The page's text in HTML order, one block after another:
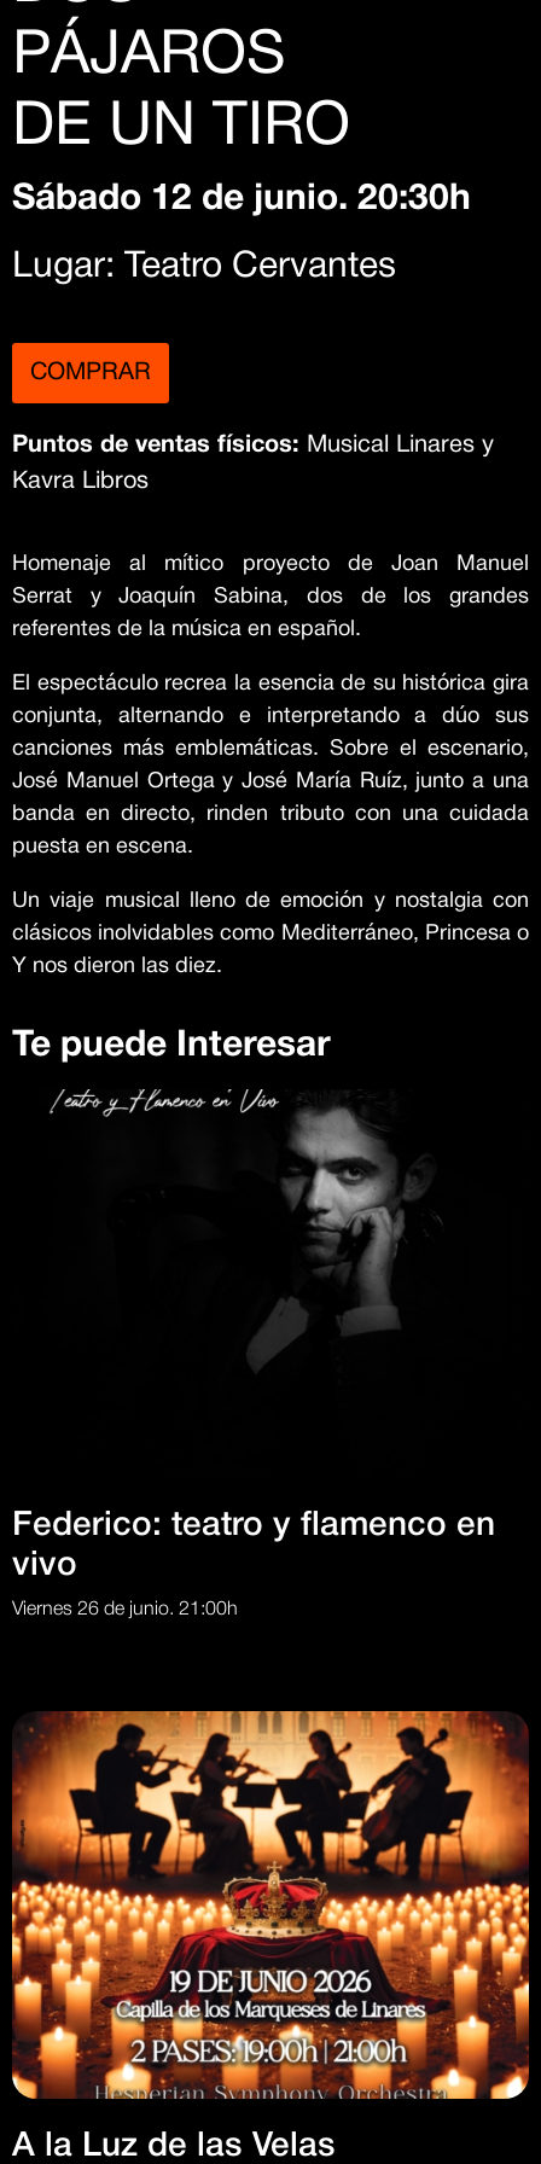
PÁJAROS
DE UN TIRO
Sábado 12 de junio. 20:30h
Lugar: Teatro Cervantes
COMPRAR
Puntos de ventas físicos: Musical Linares y
Kavra Libros
Homenaje al mítico proyecto de Joan Manuel
Serrat y Joaquín Sabina, dos de los grandes
referentes de la música en español.
El espectáculo recrea la esencia de su histórica gira
conjunta, alternando e interpretando a dúo sus
canciones más emblemáticas. Sobre el escenario,
José Manuel Ortega y José María Ruíz, junto a una
banda en directo, rinden tributo con una cuidada
puesta en escena.
Un viaje musical lleno de emoción y nostalgia con
clásicos inolvidables como Mediterráneo, Princesa o
Y nos dieron las diez.
Te puede Interesar
Federico: teatro y flamenco en
vivo
Viernes 26 de junio. 21:00h
A la Luz de las Velas